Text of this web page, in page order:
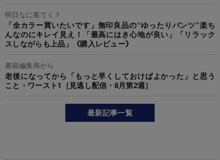
明日なに着てく？
「全カラー買いたいです」無印良品の“ゆったりパンツ”楽ち
んなのにキレイ見え！「最高にはき心地が良い」「リラック
スしながらも上品」《購入レビュー》
書籍編集局から
老後になってから「もっと早くしておけばよかった」と思う
こと・ワースト1［見逃し配信・8月第2週］
最新記事一覧